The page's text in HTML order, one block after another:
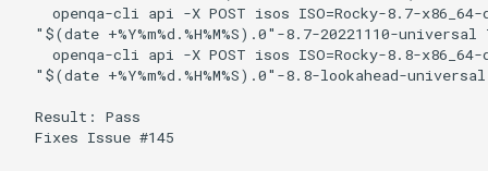
openqa-cli api -X POST isos ISO=Rocky-8.7-
"$(date +%Y%m%d.%H%M%S).0"-8.7-20221110-universal
openqa-cli api -X POST isos ISO=Rocky-8.8-
"$(date +%Y%m%d.%H%M%S).0"-8.8-lookahead-
  Result: Pass
  Fixes Issue #145